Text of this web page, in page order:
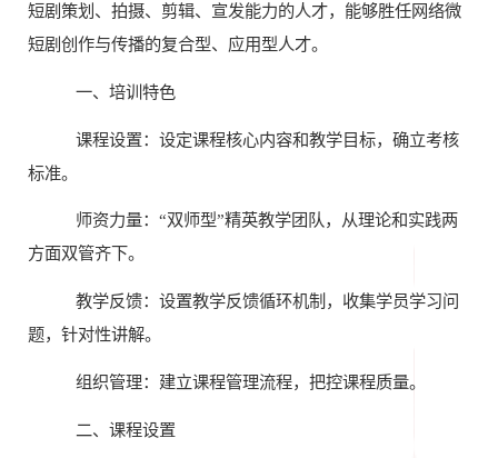
短剧策划、‌拍摄、‌剪辑、宣发能力的人才，‌能够胜任网络微
短剧创作与传播的复合型、‌应用型人才。
一、培训特色
课程设置：设定课程核心内容和教学目标，确立考核
标准。
师资力量：“双师型”精英教学团队，从理论和实践两
方面双管齐下。
教学反馈：设置教学反馈循环机制，收集学员学习问
题，针对性讲解。
组织管理：建立课程管理流程，把控课程质量。
二、课程设置